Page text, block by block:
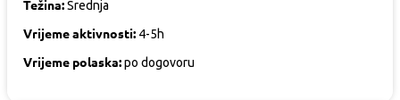
Težina:Srednja
Vrijeme aktivnosti: 4-5h
Vrijeme polaska:po dogovoru